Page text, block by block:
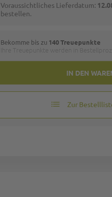
IN DEN
Voraussichtliches Lieferdatum:
bestellen.
Bekomme bis zu 140 Treuepunkte
Zur